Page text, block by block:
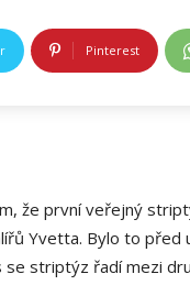
Pinterest
že první veřejný
Yvetta. Bylo to
striptýz řadí mezi